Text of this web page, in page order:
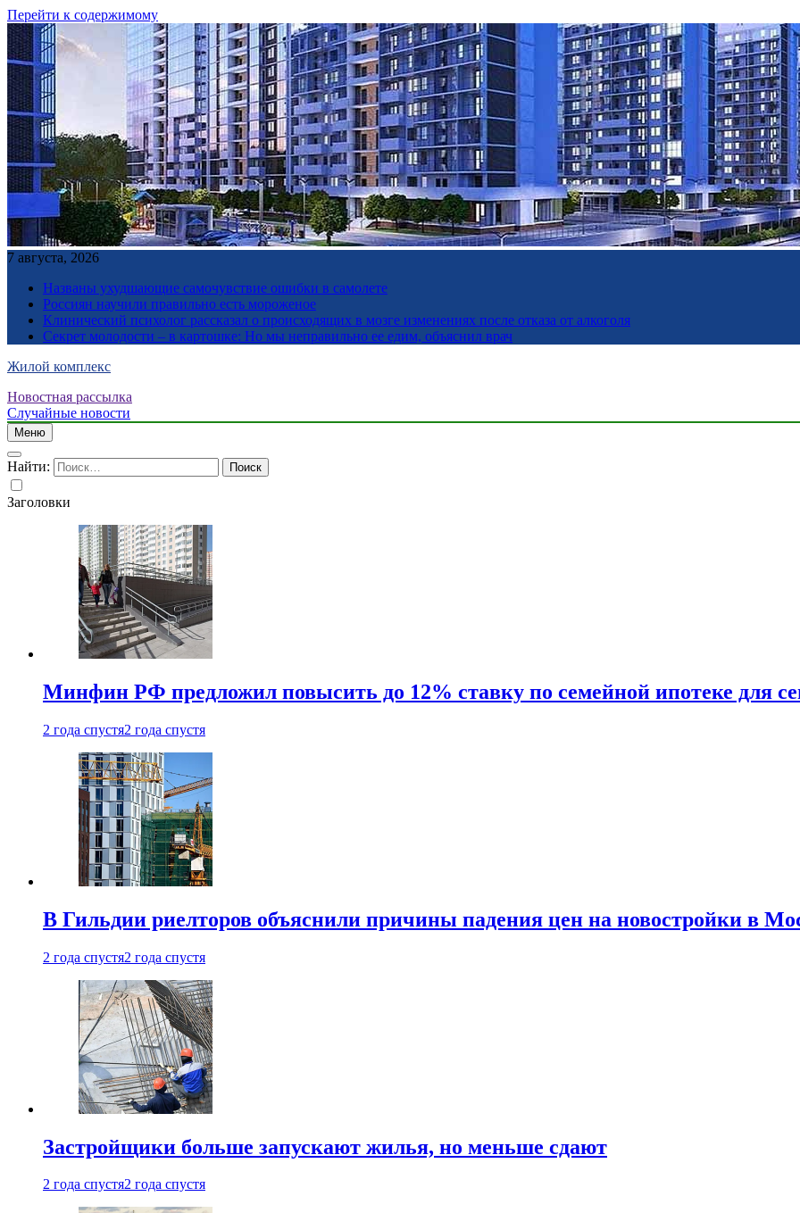
Перейти к содержимому
7 августа, 2026
Названы ухудшающие самочувствие ошибки в самолете
Россиян научили правильно есть мороженое
Клинический психолог рассказал о происходящих в мозге изменениях после отказа от алкоголя
Секрет молодости – в картошке: Но мы неправильно ее едим, объяснил врач
Жилой комплекс
Новостная рассылка
Случайные новости
Меню
Найти:
Заголовки
Минфин РФ предложил повысить до 12% ставку по семейной ипотеке для
2 года спустя2 года спустя
В Гильдии риелторов объяснили причины падения цен на новостройки в
2 года спустя2 года спустя
Застройщики больше запускают жилья, но меньше сдают
2 года спустя2 года спустя